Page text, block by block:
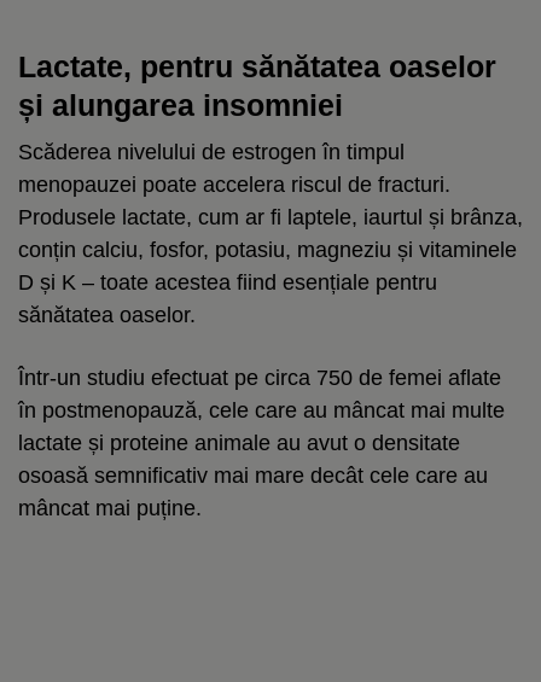
Lactate, pentru sănătatea oaselor
și alungarea insomniei
Scăderea nivelului de estrogen în timpul
menopauzei poate accelera riscul de fracturi.
Produsele lactate, cum ar fi laptele, iaurtul și brânza,
conțin calciu, fosfor, potasiu, magneziu și vitaminele
D și K – toate acestea fiind esențiale pentru
sănătatea oaselor.
Într-un studiu efectuat pe circa 750 de femei aflate
în postmenopauză, cele care au mâncat mai multe
lactate și proteine ​​animale au avut o densitate
osoasă semnificativ mai mare decât cele care au
mâncat mai puține.